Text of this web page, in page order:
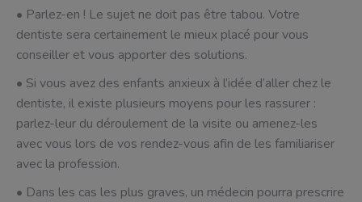
• Parlez-en ! Le sujet ne doit pas être tabou. Votre
dentiste sera certainement le mieux placé pour vous
conseiller et vous apporter des solutions.
• Si vous avez des enfants anxieux à l’idée d’aller chez le
dentiste, il existe plusieurs moyens pour les rassurer :
parlez-leur du déroulement de la visite ou amenez-les
avec vous lors de vos rendez-vous afin de les familiariser
avec la profession.
• Dans les cas les plus graves, un médecin pourra prescrire